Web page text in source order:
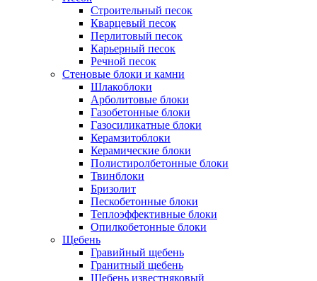
Cтроительный песок
Кварцевый песок
Перлитовый песок
Карьерный песок
Речной песок
Стеновые блоки и камни
Шлакоблоки
Арболитовые блоки
Газобетонные блоки
Газосиликатные блоки
Керамзитоблоки
Керамические блоки
Полистиролбетонные блоки
Твинблоки
Бризолит
Пескобетонные блоки
Теплоэффективные блоки
Опилкобетонные блоки
Щебень
Гравийный щебень
Гранитный щебень
Щебень известняковый